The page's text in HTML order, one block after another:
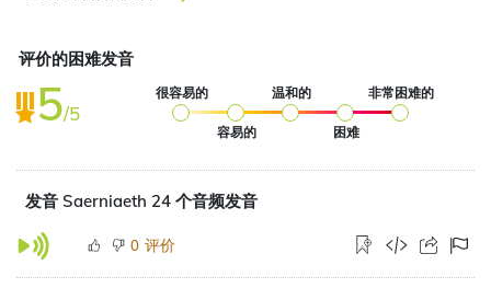
评价的困难发音
5/5
很容易的
容易的
温和的
困难
非常困难的
发音 Saerniaeth 24 个音频发音
0 评价